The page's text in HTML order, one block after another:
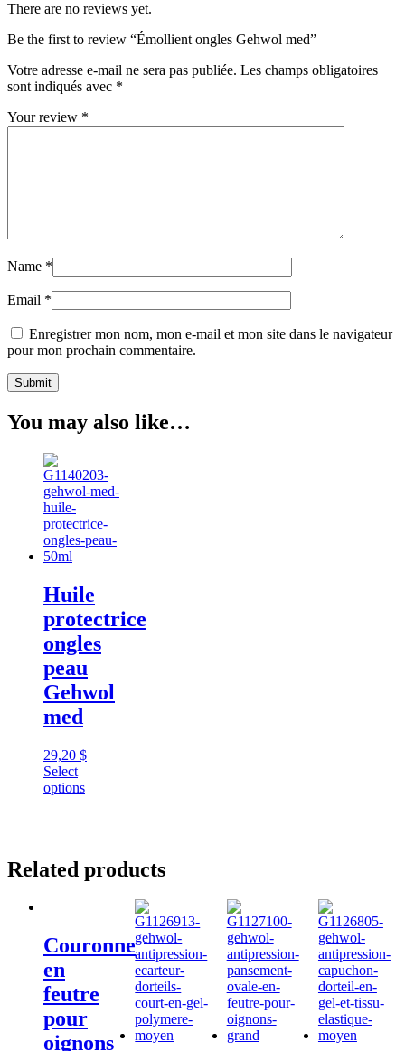
There are no reviews yet.
Be the first to review “Émollient ongles Gehwol med”
Votre adresse e-mail ne sera pas publiée. Les champs obligatoires
sont indiqués avec *
Your review *
Name *
Email *
Enregistrer mon nom, mon e-mail et mon site dans le navigateur
pour mon prochain commentaire.
You may also like…
Huile
protectrice
ongles
peau
Gehwol
med
29,20 $
Select
options
Related products
Couronne
en
feutre
pour
oignons